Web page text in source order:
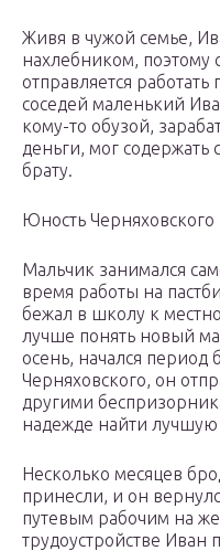
Живя в чужой семье,
нахлебником, поэтому
отправляется
соседей маленький
кому-то обузой,
деньги, мог содержать
брату.
Юность Черняховского
Мальчик занимался
время работы на
бежал в школу к
лучше понять новый
осень, начался
Черняховского, он
другими
надежде найти
Несколько месяцев
принесли, и он
путевым рабочим на
трудоустройстве Иван